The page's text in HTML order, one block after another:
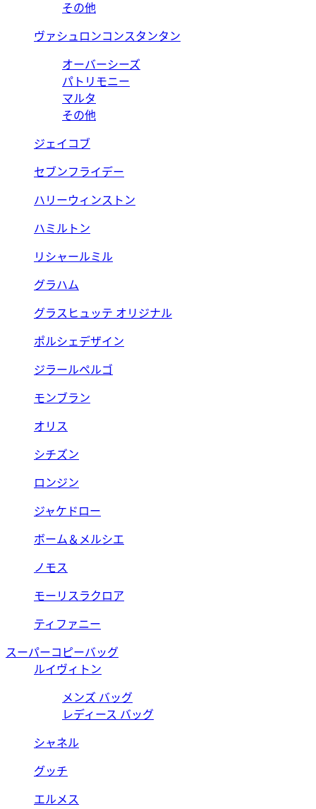
その他
ヴァシュロンコンスタンタン
オーバーシーズ
パトリモニー
マルタ
その他
ジェイコブ
セブンフライデー
ハリーウィンストン
ハミルトン
リシャールミル
グラハム
グラスヒュッテ オリジナル
ポルシェデザイン
ジラールペルゴ
モンブラン
オリス
シチズン
ロンジン
ジャケドロー
ボーム＆メルシエ
ノモス
モーリスラクロア
ティファニー
スーパーコピーバッグ
ルイヴィトン
メンズ バッグ
レディース バッグ
シャネル
グッチ
エルメス